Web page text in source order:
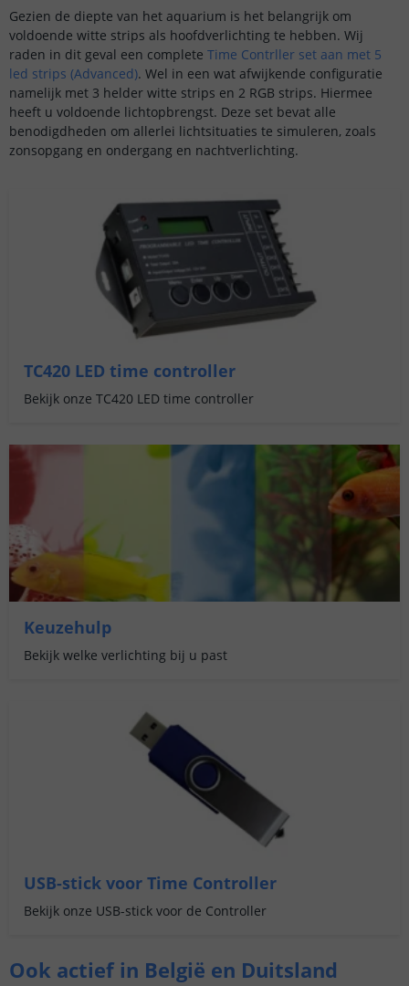
Gezien de diepte van het aquarium is het belangrijk om
voldoende witte strips als hoofdverlichting te hebben. Wij
raden in dit geval een complete Time Contrller set aan met 5
led strips (Advanced). Wel in een wat afwijkende configuratie
namelijk met 3 helder witte strips en 2 RGB strips. Hiermee
heeft u voldoende lichtopbrengst. Deze set bevat alle
benodigdheden om allerlei lichtsituaties te simuleren, zoals
zonsopgang en ondergang en nachtverlichting.
TC420 LED time controller
Bekijk onze TC420 LED time controller
Keuzehulp
Bekijk welke verlichting bij u past
USB-stick voor Time Controller
Bekijk onze USB-stick voor de Controller
Ook actief in België en Duitsland